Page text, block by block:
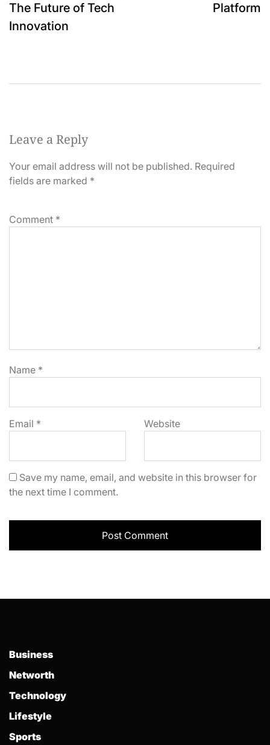
The Future of Tech
Innovation
Platform
Leave a Reply
Your email address will not be published. Required
fields are marked *
Comment *
Name *
Email * Website
Save my name, email, and website in this browser for
the next time I comment.
Business
Networth
Technology
Lifestyle
Sports